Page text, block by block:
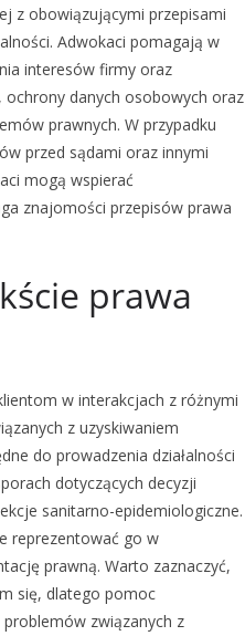
z obowiązującymi przepisami
Adwokaci pomagają w
interesów firmy oraz
danych osobowych oraz
prawnych. W przypadku
przed sądami oraz innymi
mogą wspierać
znajomości przepisów prawa
prawa
w interakcjach z różnymi
z uzyskiwaniem
do prowadzenia działalności
dotyczących decyzji
sanitarno-epidemiologiczne.
reprezentować go w
prawną. Warto zaznaczyć,
się, dlatego pomoc
związanych z